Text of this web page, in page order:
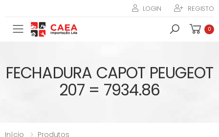
LOGIN REGISTO
Toggle mobile menu 0
FECHADURA CAPOT PEUGEOT
207 = 7934.86
Início
Produtos